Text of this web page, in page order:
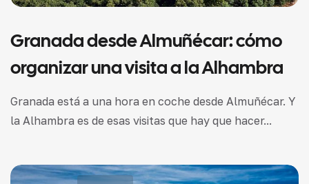
Granada desde Almuñécar: cómo
organizar una visita a la Alhambra
Granada está a una hora en coche desde Almuñécar. Y
la Alhambra es de esas visitas que hay que hacer...